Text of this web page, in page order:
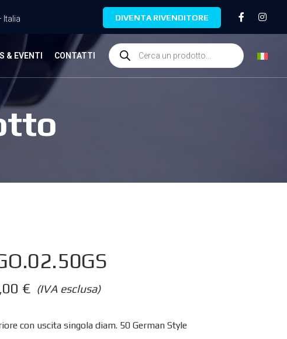
Italia DIVENTA RIVENDITORE
& EVENTI CONTATTI
(IVA esclusa)
€
con uscita singola diam. 50 German Style